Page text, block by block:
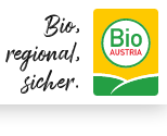
Bio,
regional,
sicher.